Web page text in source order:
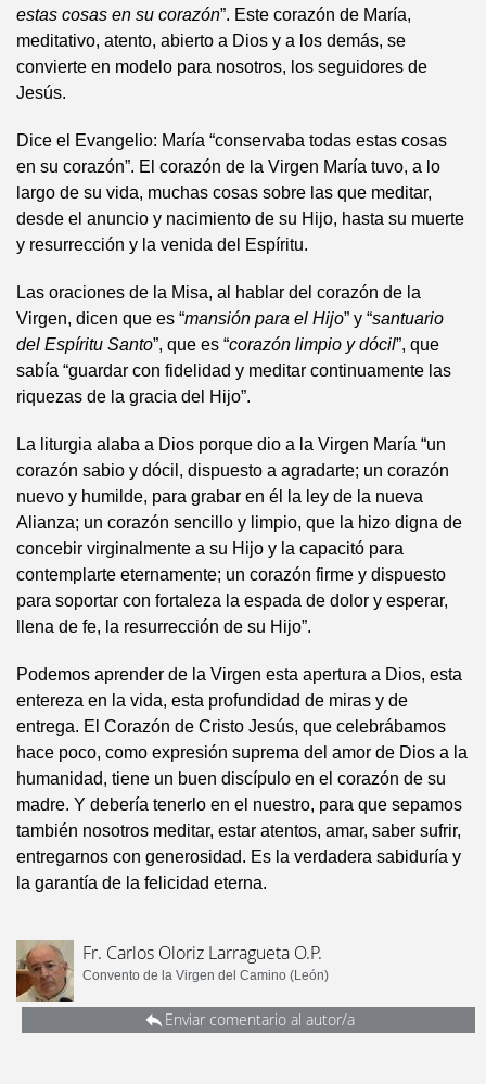
estas cosas en su corazón”. Este corazón de María,
meditativo, atento, abierto a Dios y a los demás, se
convierte en modelo para nosotros, los seguidores de
Jesús.
Dice el Evangelio: María “conservaba todas estas cosas
en su corazón”. El corazón de la Virgen María tuvo, a lo
largo de su vida, muchas cosas sobre las que meditar,
desde el anuncio y nacimiento de su Hijo, hasta su muerte
y resurrección y la venida del Espíritu.
Las oraciones de la Misa, al hablar del corazón de la
Virgen, dicen que es “mansión para el Hijo” y “santuario
del Espíritu Santo”, que es “corazón limpio y dócil”, que
sabía “guardar con fidelidad y meditar continuamente las
riquezas de la gracia del Hijo”.
La liturgia alaba a Dios porque dio a la Virgen María “un
corazón sabio y dócil, dispuesto a agradarte; un corazón
nuevo y humilde, para grabar en él la ley de la nueva
Alianza; un corazón sencillo y limpio, que la hizo digna de
concebir virginalmente a su Hijo y la capacitó para
contemplarte eternamente; un corazón firme y dispuesto
para soportar con fortaleza la espada de dolor y esperar,
llena de fe, la resurrección de su Hijo”.
Podemos aprender de la Virgen esta apertura a Dios, esta
entereza en la vida, esta profundidad de miras y de
entrega. El Corazón de Cristo Jesús, que celebrábamos
hace poco, como expresión suprema del amor de Dios a la
humanidad, tiene un buen discípulo en el corazón de su
madre. Y debería tenerlo en el nuestro, para que sepamos
también nosotros meditar, estar atentos, amar, saber sufrir,
entregarnos con generosidad. Es la verdadera sabiduría y
la garantía de la felicidad eterna.
Fr. Carlos Oloriz Larragueta O.P.
Convento de la Virgen del Camino (León)
Enviar comentario al autor/a